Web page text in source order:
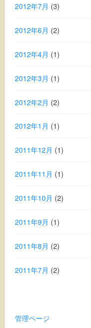
2012年7月 (3)
2012年6月 (2)
2012年4月 (1)
2012年3月 (1)
2012年2月 (2)
2012年1月 (1)
2011年12月 (1)
2011年11月 (1)
2011年10月 (2)
2011年9月 (1)
2011年8月 (2)
2011年7月 (2)
管理ページ